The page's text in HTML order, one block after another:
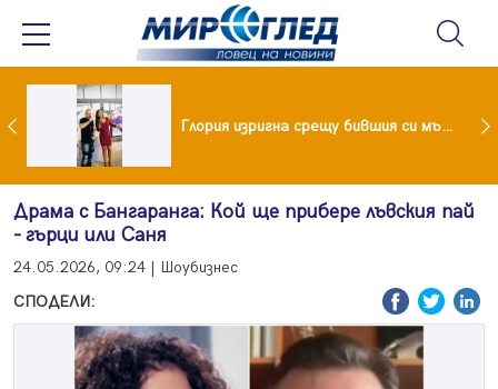
Мария и майка си построиха къща от 8000 стъклени бутилки Глория изригна срещу бившия си мъж: Беше със 120-килограмова жена! Искаше бърза печалба...
Драма с Бангаранга: Кой ще прибере лъвския пай
- гърци или Саня
24.05.2026, 09:24 | Шоубизнес
СПОДЕЛИ: